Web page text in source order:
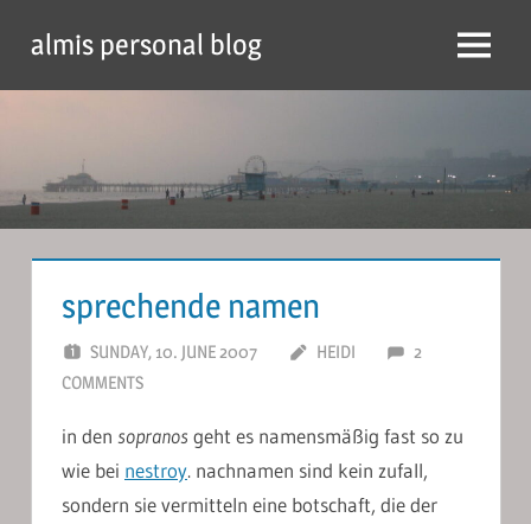
content
almis personal blog Menu
sprechende namen
SUNDAY, 10. JUNE 2007 HEIDI
2
COMMENTS
in den sopranos geht es namensmäßig fast so zu
wie bei nestroy. nachnamen sind kein zufall,
sondern sie vermitteln eine botschaft, die der